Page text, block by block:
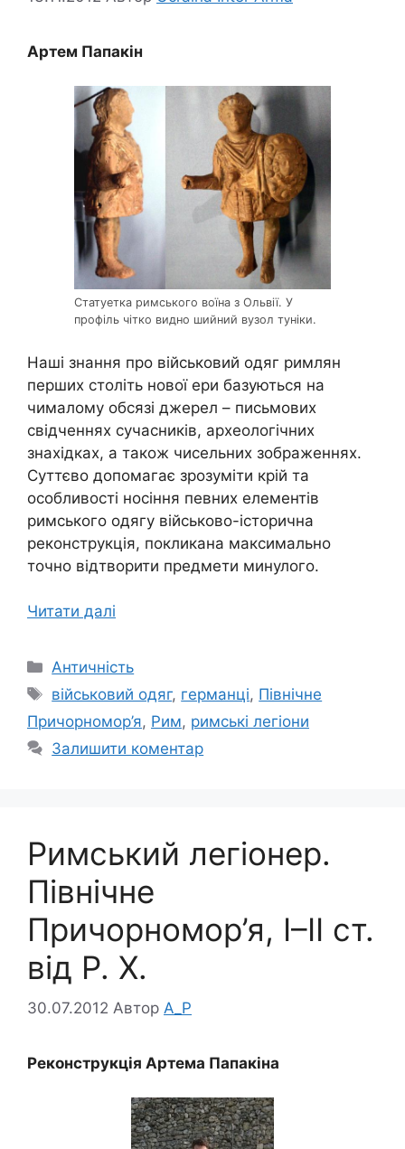
Артем Папакін
Статуетка римського воїна з Ольвії. У
профіль чітко видно шийний вузол туніки.
Наші знання про військовий одяг римлян
перших століть нової ери базуються на
чималому обсязі джерел – письмових
свідченнях сучасників, археологічних
знахідках, а також чисельних зображеннях.
Суттєво допомагає зрозуміти крій та
особливості носіння певних елементів
римського одягу військово-історична
реконструкція, покликана максимально
точно відтворити предмети минулого.
Читати далі
Категорії
Античність
Позначки
військовий одяг, германці, Північне
Причорномор’я, Рим, римські легіони
Залишити коментар
Римський легіонер.
Північне
Причорномор’я, І–ІІ ст.
від Р. Х.
30.07.2012 Автор A_P
Реконструкція Артема Папакіна